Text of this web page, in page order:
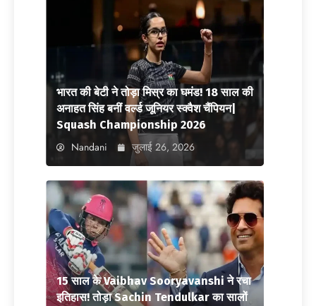
भारत की बेटी ने तोड़ा मिस्र का घमंड! 18 साल की
अनाहत सिंह बनीं वर्ल्ड जूनियर स्क्वैश चैंपियन|
Squash Championship 2026
Nandani जुलाई 26, 2026
15 साल के Vaibhav Sooryavanshi ने रचा
इतिहास! तोड़ा Sachin Tendulkar का सालों